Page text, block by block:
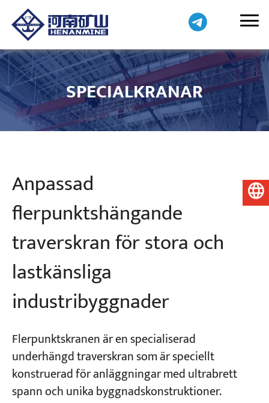
SPECIALKRANAR
Anpassad
flerpunktshängande
traverskran för stora och
lastkänsliga
industribyggnader
Flerpunktskranen är en specialiserad
underhängd traverskran som är speciellt
konstruerad för anläggningar med ultrabrett
spann och unika byggnadskonstruktioner.
Svenska